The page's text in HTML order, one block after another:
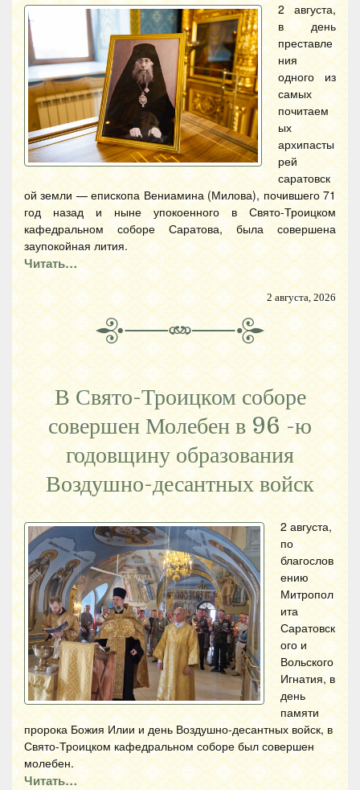
2 августа,
в день
преставле
ния
одного из
самых
почитаем
ых
архипасты
рей
саратовск
ой земли — епископа Вениамина (Милова), почившего 71
год назад и ныне упокоенного в Свято-Троицком
кафедральном соборе Саратова, была совершена
заупокойная лития.
Читать…
2 августа, 2026
В Свято-Троицком соборе
совершен Молебен в 96 -ю
годовщину образования
Воздушно-десантных войск
2 августа,
по
благослов
ению
Митропол
ита
Саратовск
ого и
Вольского
Игнатия, в
день
памяти
пророка Божия Илии и день Воздушно-десантных войск, в
Свято-Троицком кафедральном соборе был совершен
молебен.
Читать…